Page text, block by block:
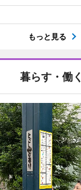
もっと見る
暮らす・働く